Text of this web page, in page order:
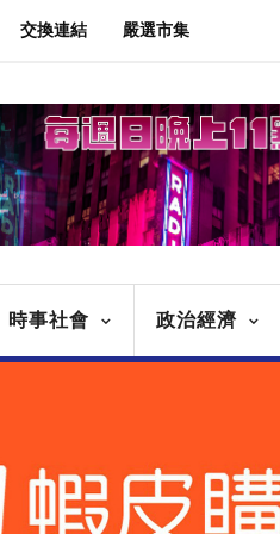
交換連結 嚴選市集
時事社會 政治經濟